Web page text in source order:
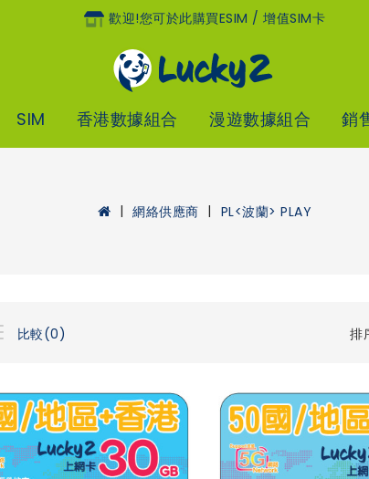
歡迎!您可於此購買eSIM / 增值SIM卡
SIM 香港數據組合 漫遊數據組合 銷
網絡供應商 PL<波蘭> PLAY
比較(0) 排